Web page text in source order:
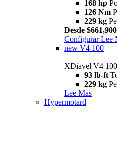
168 hp
126 Nm
229 kg
Desde
Configurar Lee
new V4 100
XDiavel V4 100
93 lb-ft
229 kg
Lee Mas
Hypermotard